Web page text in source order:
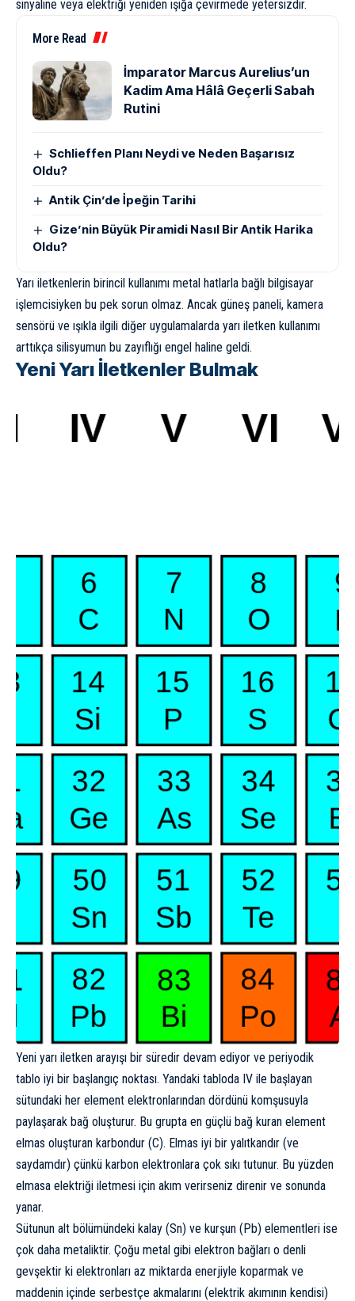
sinyaline veya elektriği yeniden ışığa çevirmede yetersizdir.
More Read
İmparator Marcus Aurelius’un
Kadim Ama Hâlâ Geçerli Sabah
Rutini
Schlieffen Planı Neydi ve Neden Başarısız
Oldu?
Antik Çin’de İpeğin Tarihi
Gize’nin Büyük Piramidi Nasıl Bir Antik Harika
Oldu?
Yarı iletkenlerin birincil kullanımı metal hatlarla bağlı bilgisayar
işlemcisiyken bu pek sorun olmaz. Ancak güneş paneli, kamera
sensörü ve ışıkla ilgili diğer uygulamalarda yarı iletken kullanımı
arttıkça silisyumun bu zayıflığı engel haline geldi.
Yeni Yarı İletkenler Bulmak
Yeni yarı iletken arayışı bir süredir devam ediyor ve periyodik
tablo iyi bir başlangıç noktası. Yandaki tabloda IV ile başlayan
sütundaki her element elektronlarından dördünü komşusuyla
paylaşarak bağ oluşturur. Bu grupta en güçlü bağ kuran element
elmas oluşturan karbondur (C). Elmas iyi bir yalıtkandır (ve
saydamdır) çünkü karbon elektronlara çok sıkı tutunur. Bu yüzden
elmasa elektriği iletmesi için akım verirseniz direnir ve sonunda
yanar.
Sütunun alt bölümündeki kalay (Sn) ve kurşun (Pb) elementleri ise
çok daha metaliktir. Çoğu metal gibi elektron bağları o denli
gevşektir ki elektronları az miktarda enerjiyle koparmak ve
maddenin içinde serbestçe akmalarını (elektrik akımının kendisi)